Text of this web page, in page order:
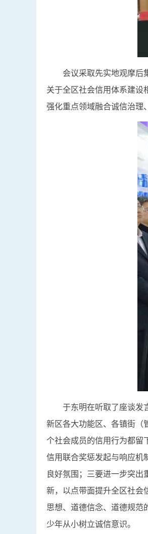
会议采取先实地观摩后
关于全区社会信用体系建设
强化重点领域融合诚信治理
于东明在听取了座谈发
新区各大功能区、各镇街（
个社会成员的信用行为都留
信用联合奖惩发起与响应机
良好氛围；三要进一步突
新，以点带面提升全区社会
思想、道德信念、道德规范
少年从小树立诚信意识。